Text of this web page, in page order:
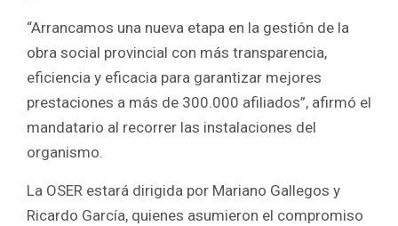
“Arrancamos una nueva etapa en la gestión de la
obra social provincial con más transparencia,
eficiencia y eficacia para garantizar mejores
prestaciones a más de 300.000 afiliados”, afirmó el
mandatario al recorrer las instalaciones del
organismo.
La OSER estará dirigida por Mariano Gallegos y
Ricardo García, quienes asumieron el compromiso